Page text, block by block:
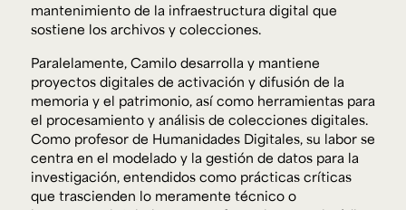
mantenimiento de la infraestructura digital que
sostiene los archivos y colecciones.
Paralelamente, Camilo desarrolla y mantiene
proyectos digitales de activación y difusión de la
memoria y el patrimonio, así como herramientas para
el procesamiento y análisis de colecciones digitales.
Como profesor de Humanidades Digitales, su labor se
centra en el modelado y la gestión de datos para la
investigación, entendidos como prácticas críticas
que trascienden lo meramente técnico o